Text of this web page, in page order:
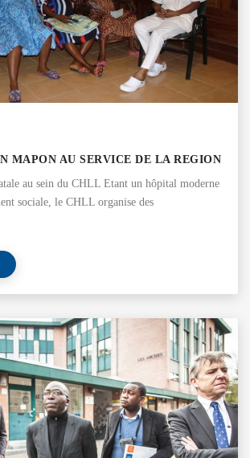
MAPON AU SERVICE DE LA REGION
au sein du CHLL Etant un hôpital moderne
sociale, le CHLL organise des